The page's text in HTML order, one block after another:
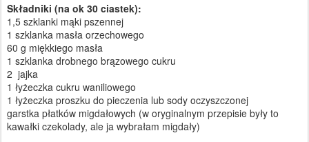
Składniki (na ok 30 ciastek):
1,5 szklanki mąki pszennej
1 szklanka masła orzechowego
60 g miękkiego masła
1 szklanka drobnego brązowego cukru
2 jajka
1 łyżeczka cukru waniliowego
1 łyżeczka proszku do pieczenia lub sody oczyszczonej
garstka płatków migdałowych (w oryginalnym przepisie były to
kawałki czekolady, ale ja wybrałam migdały)